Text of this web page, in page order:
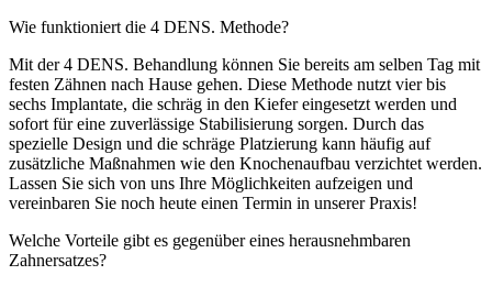
Wie funktioniert die 4 DENS. Methode?
Mit der 4 DENS. Behandlung können Sie bereits am selben Tag mit
festen Zähnen nach Hause gehen. Diese Methode nutzt vier bis
sechs Implantate, die schräg in den Kiefer eingesetzt werden und
sofort für eine zuverlässige Stabilisierung sorgen. Durch das
spezielle Design und die schräge Platzierung kann häufig auf
zusätzliche Maßnahmen wie den Knochenaufbau verzichtet werden.
Lassen Sie sich von uns Ihre Möglichkeiten aufzeigen und
vereinbaren Sie noch heute einen Termin in unserer Praxis!
Welche Vorteile gibt es gegenüber eines herausnehmbaren
Zahnersatzes?